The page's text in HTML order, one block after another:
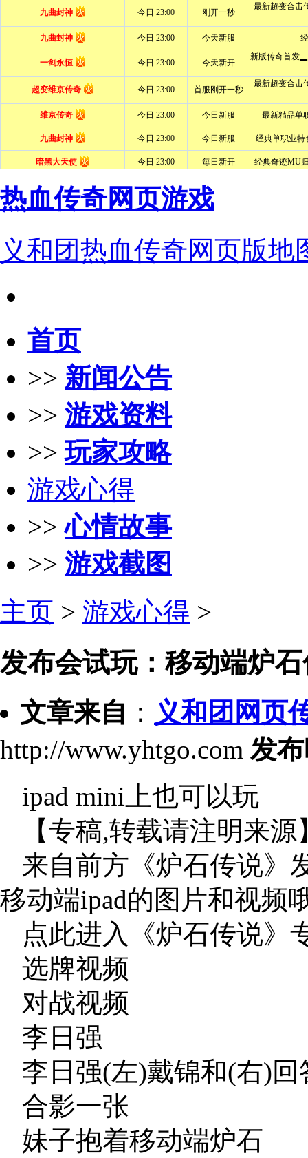
热血传奇网页游戏
义和团热血传奇网页版地
首页
>> 新闻公告
>> 游戏资料
>>玩家攻略
游戏心得
>>心情故事
>> 游戏截图
主页 > 游戏心得 >
发布会试玩：移动端炉
文章来自 ： 义和团网页
http://www.yhtgo.com 发
ipad mini上也可以玩
【专稿,转载请注明来源
来自前方《炉石传说》
移动端ipad的图片和视频
点此进入《炉石传说》
选牌视频
对战视频
李日强
李日强(左)戴锦和(右)
合影一张
妹子抱着移动端炉石